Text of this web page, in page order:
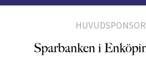
HUVUDSPONSOR